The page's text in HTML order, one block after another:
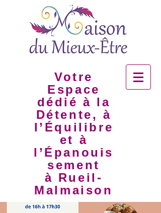
Votre
Espace
dédié à la
Détente, à
l’Équilibre
et à
l’Épanouis
sement
à Rueil-
Malmaison